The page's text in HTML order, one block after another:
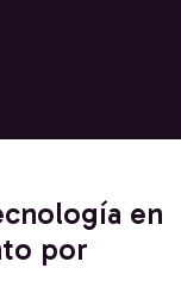
en
por